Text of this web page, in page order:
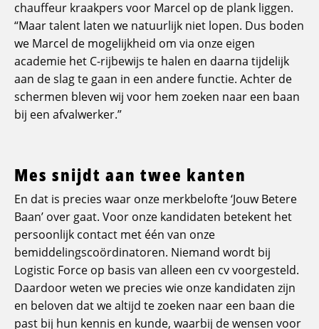
chauffeur kraakpers voor Marcel op de plank liggen.
“Maar talent laten we natuurlijk niet lopen. Dus boden
we Marcel de mogelijkheid om via onze eigen
academie het C-rijbewijs te halen en daarna tijdelijk
aan de slag te gaan in een andere functie. Achter de
schermen bleven wij voor hem zoeken naar een baan
bij een afvalwerker.”
Mes snijdt aan twee kanten
En dat is precies waar onze merkbelofte ‘Jouw Betere
Baan’ over gaat. Voor onze kandidaten betekent het
persoonlijk contact met één van onze
bemiddelingscoördinatoren. Niemand wordt bij
Logistic Force op basis van alleen een cv voorgesteld.
Daardoor weten we precies wie onze kandidaten zijn
en beloven dat we altijd te zoeken naar een baan die
past bij hun kennis en kunde, waarbij de wensen voor